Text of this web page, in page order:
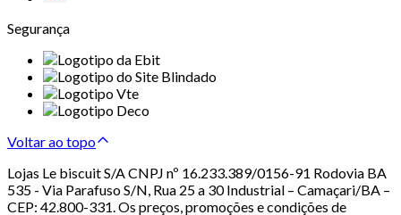
Segurança
Voltar ao topo
Lojas Le biscuit S/A CNPJ nº 16.233.389/0156-91 Rodovia BA
535 - Via Parafuso S/N, Rua 25 a 30 Industrial – Camaçari/BA –
CEP: 42.800-331. Os preços, promoções e condições de